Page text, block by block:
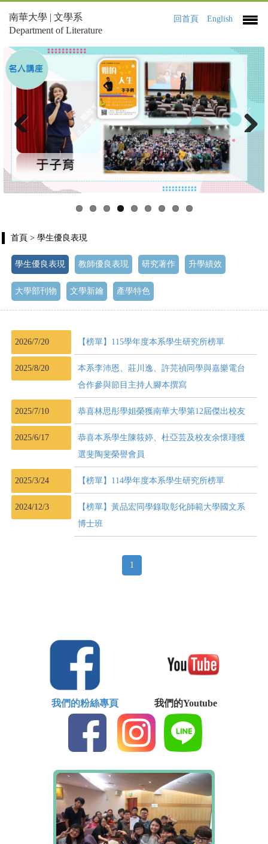
南華大學 | 文學系
Department of Literature
回首頁 English
Previous Next
首頁 > 學生優良表現
學生優良表現 教師優良表現 研究著作 升學績效
大學部刊物 文學新鑰 產學特色
2026/7/20 【榜單】115學年度本系學生研究所榜單
2025/8/20
本系李沛恩、莊川逸、許芫禎同學與嘉樂電台
合作參與節目主持人腳本撰寫
2025/7/10 恭喜林思彤學姐榮獲南華大學第12屆傑出校友
2025/6/17
恭喜本系學生陳筱婷、杜亞芸及校友余懷瑾獲
選斐陶斐榮譽會員
2025/3/24 【榜單】114學年度本系學生研究所榜單
2024/12/3
【榜單】黃品宏同學錄取彰化師範大學國文系
博士班
1
我們的粉絲專頁 我們的Youtube